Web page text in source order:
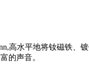
水平地将钕磁铁、
的声音。